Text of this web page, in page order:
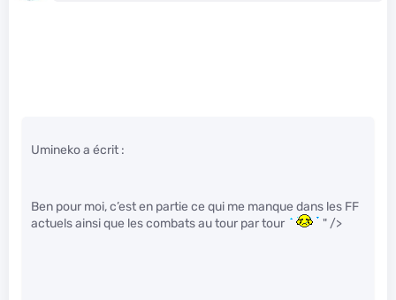
Umineko a écrit :
Ben pour moi, c’est en partie ce qui me manque dans les FF
actuels ainsi que les combats au tour par tour
" />